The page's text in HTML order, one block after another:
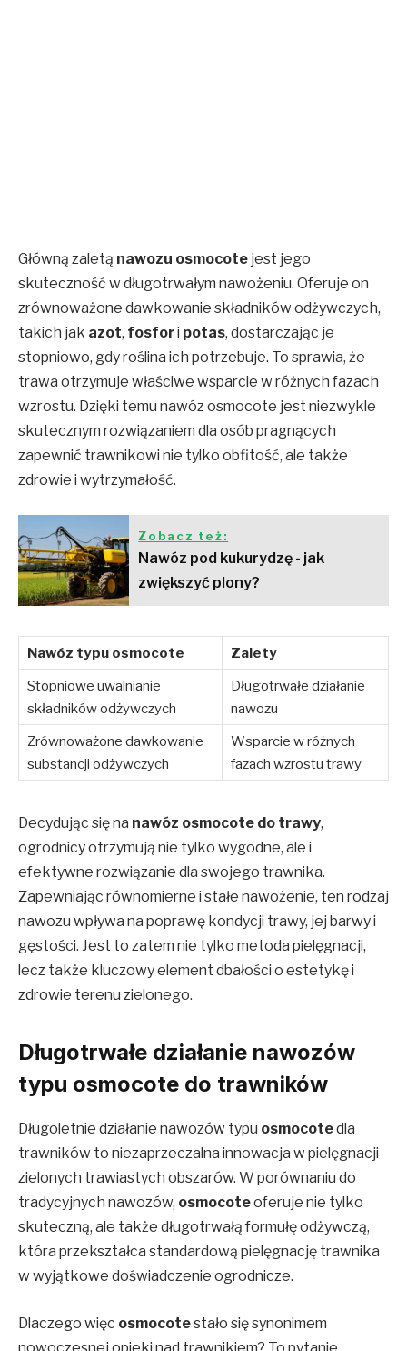
Główną zaletą nawozu osmocote jest jego
skuteczność w długotrwałym nawożeniu. Oferuje on
zrównoważone dawkowanie składników odżywczych,
takich jak azot, fosfori potas, dostarczając je
stopniowo, gdy roślina ich potrzebuje. To sprawia, że
trawa otrzymuje właściwe wsparcie w różnych fazach
wzrostu. Dzięki temu nawóz osmocote jest niezwykle
skutecznym rozwiązaniem dla osób pragnących
zapewnić trawnikowi nie tylko obfitość, ale także
zdrowie i wytrzymałość.
Zobacz też:
Nawóz pod kukurydzę - jak
zwiększyć plony?
Nawóz typu osmocote
Zalety
Stopniowe uwalnianie
składników odżywczych
Długotrwałe działanie
nawozu
Zrównoważone dawkowanie
substancji odżywczych
Wsparcie w różnych
fazach wzrostu trawy
Decydując się na nawóz osmocote do trawy,
ogrodnicy otrzymują nie tylko wygodne, ale i
efektywne rozwiązanie dla swojego trawnika.
Zapewniając równomierne i stałe nawożenie, ten rodzaj
nawozu wpływa na poprawę kondycji trawy, jej barwy i
gęstości. Jest to zatem nie tylko metoda pielęgnacji,
lecz także kluczowy element dbałości o estetykę i
zdrowie terenu zielonego.
Długotrwałe działanie nawozów
typu osmocote do trawników
Długoletnie działanie nawozów typu osmocotedla
trawników to niezaprzeczalna innowacja w pielęgnacji
zielonych trawiastych obszarów. W porównaniu do
tradycyjnych nawozów, osmocoteoferuje nie tylko
skuteczną, ale także długotrwałą formułę odżywczą,
która przekształca standardową pielęgnację trawnika
w wyjątkowe doświadczenie ogrodnicze.
Dlaczego więc osmocotestało się synonimem